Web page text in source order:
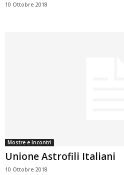
10 Ottobre 2018
Mostre e Incontri
Unione Astrofili Italiani
10 Ottobre 2018